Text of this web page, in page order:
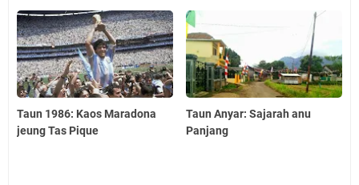
Taun 1986: Kaos Maradona
jeung Tas Pique
Taun Anyar: Sajarah anu
Panjang